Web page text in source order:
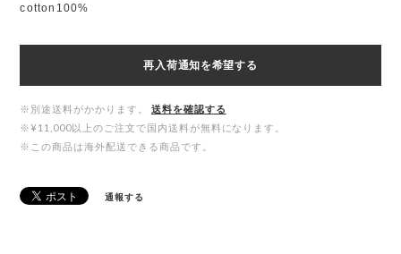
cotton100%
再入荷通知を希望する
※別途送料がかかります。
送料を確認する
※¥11,000以上のご注文で国内送料が無料になります。
※この商品は海外配送できる商品です。
通報する